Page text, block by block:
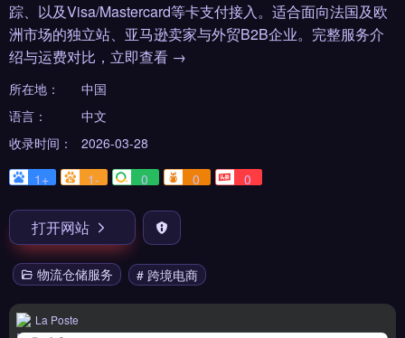
踪、以及Visa/Mastercard等卡支付接入。适合面向法国及欧
洲市场的独立站、亚马逊卖家与外贸B2B企业。完整服务介
绍与运费对比，立即查看 →
所在地：
中国
语言：
中文
收录时间：
2026-03-28
1+
1- 0 0 0
打开网站
物流仓储服务 # 跨境电商
La Poste